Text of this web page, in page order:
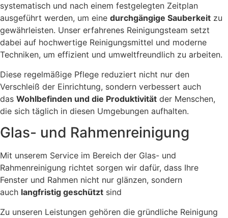
systematisch und nach einem festgelegten Zeitplan
ausgeführt werden, um eine durchgängige Sauberkeit zu
gewährleisten. Unser erfahrenes Reinigungsteam setzt
dabei auf hochwertige Reinigungsmittel und moderne
Techniken, um effizient und umweltfreundlich zu arbeiten.
Diese regelmäßige Pflege reduziert nicht nur den
Verschleiß der Einrichtung, sondern verbessert auch
das Wohlbefinden und die Produktivität der Menschen,
die sich täglich in diesen Umgebungen aufhalten.
Glas- und Rahmenreinigung
Mit unserem Service im Bereich der Glas- und
Rahmenreinigung richtet sorgen wir dafür, dass Ihre
Fenster und Rahmen nicht nur glänzen, sondern
auch langfristig geschützt sind
Zu unseren Leistungen gehören die gründliche Reinigung